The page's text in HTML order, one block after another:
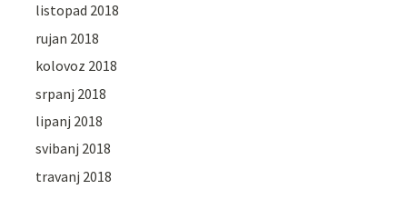
listopad 2018
rujan 2018
kolovoz 2018
srpanj 2018
lipanj 2018
svibanj 2018
travanj 2018